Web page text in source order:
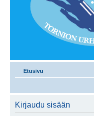
Etusivu
Kirjaudu sisään